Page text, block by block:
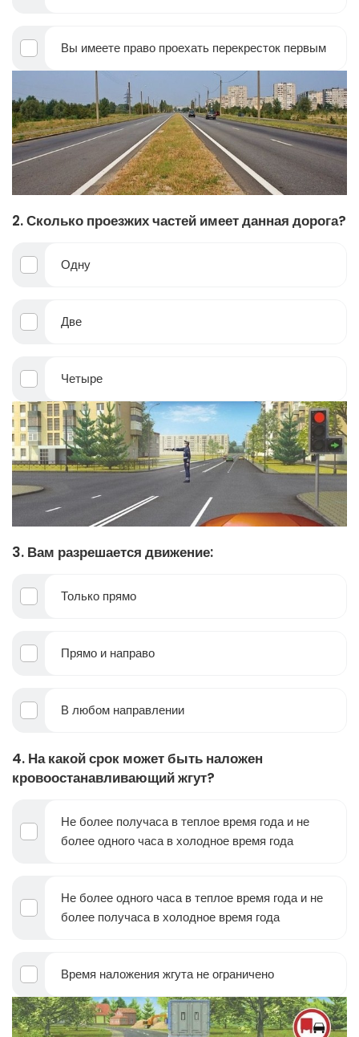
Вы имеете право проехать перекресток первым
2. Сколько проезжих частей имеет данная дорога?
Одну
Две
Четыре
3. Вам разрешается движение:
Только прямо
Прямо и направо
В любом направлении
4. На какой срок может быть наложен
кровоостанавливающий жгут?
Не более получаса в теплое время года и не
более одного часа в холодное время года
Не более одного часа в теплое время года и не
более получаса в холодное время года
Время наложения жгута не ограничено